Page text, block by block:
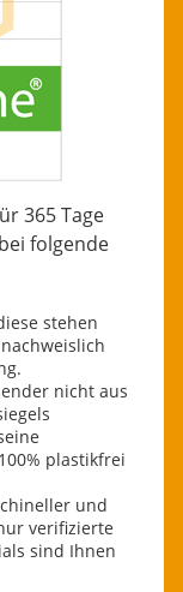
365 Tage
folgende
stehen
nicht aus
plastikfrei
und
verifizierte
sind Ihnen